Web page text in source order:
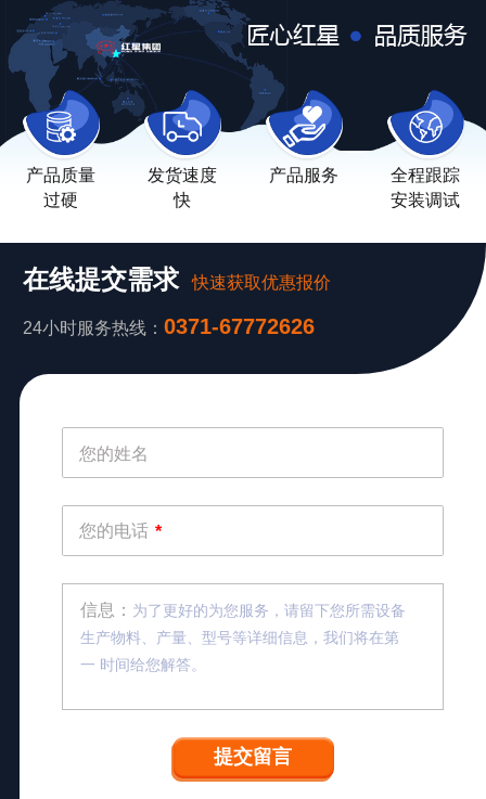
产品质量
过硬
发货速度
快
产品服务
全程跟踪
安装调试
在线提交需求 快速获取优惠报价
24小时服务热线：0371-67772626
您的姓名
您的电话 *
信息： 为了更好的为您服务，请留下您所需设备
生产物料、产量、型号等详细信息，我们将在第
一 时间给您解答。